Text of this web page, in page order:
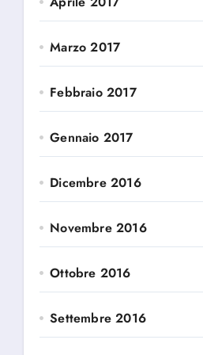
Marzo 2017
Febbraio 2017
Gennaio 2017
Dicembre 2016
Novembre 2016
Ottobre 2016
Settembre 2016